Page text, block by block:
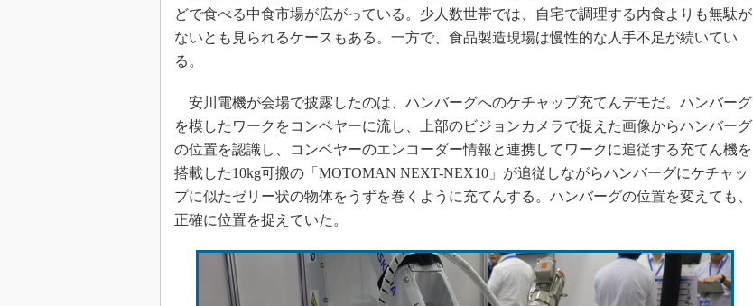
どで食べる中食市場が広がっている。少人数世帯では、自宅で調理する内食よりも無駄が
ないとも見られるケースもある。一方で、食品製造現場は慢性的な人手不足が続いてい
る。
安川電機が会場で披露したのは、ハンバーグへのケチャップ充てんデモだ。ハンバーグ
を模したワークをコンベヤーに流し、上部のビジョンカメラで捉えた画像からハンバーグ
の位置を認識し、コンベヤーのエンコーダー情報と連携してワークに追従する充てん機を
搭載した10kg可搬の「MOTOMAN NEXT-NEX10」が追従しながらハンバーグにケチャッ
プに似たゼリー状の物体をうずを巻くように充てんする。ハンバーグの位置を変えても、
正確に位置を捉えていた。